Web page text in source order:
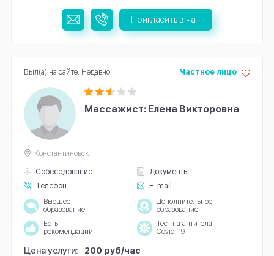
Пригласить в чат
Массажист: Елена Викторовна
Собеседование
Документы
Телефон
E-mail
Частное лицо
Константиновск
Высшее
образование
Дополнительное
образование
Есть
рекомендации
Тест на антитела
Covid-19
Цена услуги:
200 руб/час
Был(а) на сайте: Недавно